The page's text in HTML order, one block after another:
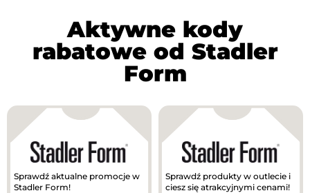
Aktywne kody
rabatowe od Stadler
Form
Sprawdź aktualne promocje w
Stadler Form!
Sprawdź produkty w outlecie i
ciesz się atrakcyjnymi cenami!